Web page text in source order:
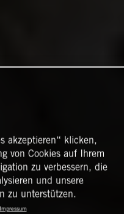
akzeptieren“ klicken,
von Cookies auf Ihrem
zu verbessern, die
und unsere
zu unterstützen.
Impressum